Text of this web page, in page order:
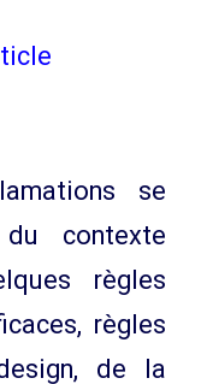
se
contexte
règles
règles
de la